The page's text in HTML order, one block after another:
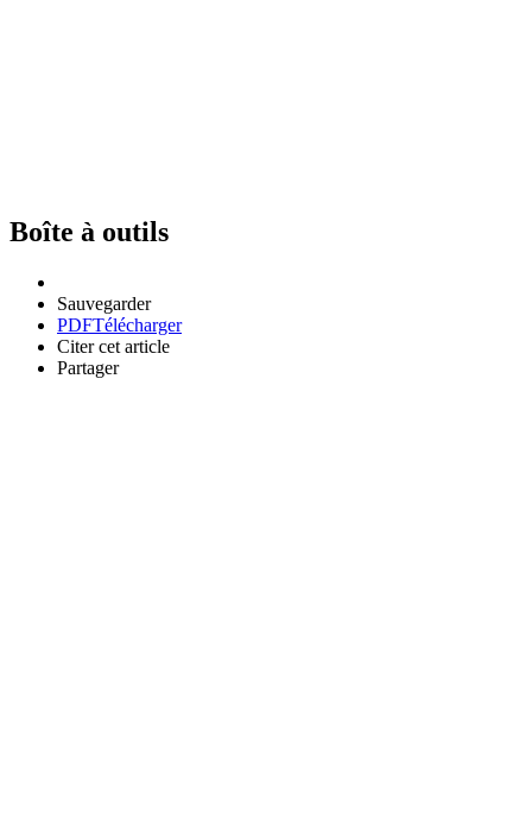
Boîte à outils
Sauvegarder
PDFTélécharger
Citer cet article
Partager